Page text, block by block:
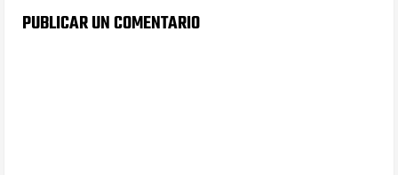
PUBLICAR UN COMENTARIO